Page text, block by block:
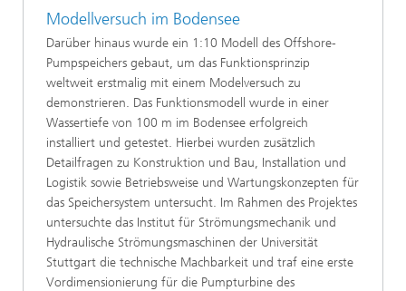
Modellversuch im Bodensee
Darüber hinaus wurde ein 1:10 Modell des Offshore-
Pumpspeichers gebaut, um das Funktionsprinzip
weltweit erstmalig mit einem Modelversuch zu
demonstrieren. Das Funktionsmodell wurde in einer
Wassertiefe von 100 m im Bodensee erfolgreich
installiert und getestet. Hierbei wurden zusätzlich
Detailfragen zu Konstruktion und Bau, Installation und
Logistik sowie Betriebsweise und Wartungskonzepten für
das Speichersystem untersucht. Im Rahmen des Projektes
untersuchte das Institut für Strömungsmechanik und
Hydraulische Strömungsmaschinen der Universität
Stuttgart die technische Machbarkeit und traf eine erste
Vordimensionierung für die Pumpturbine des